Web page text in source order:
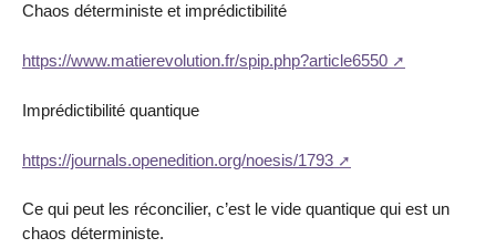
Chaos déterministe et imprédictibilité
https://www.matierevolution.fr/spip.php?article6550
Imprédictibilité quantique
https://journals.openedition.org/noesis/1793
Ce qui peut les réconcilier, c’est le vide quantique qui est un
chaos déterministe.